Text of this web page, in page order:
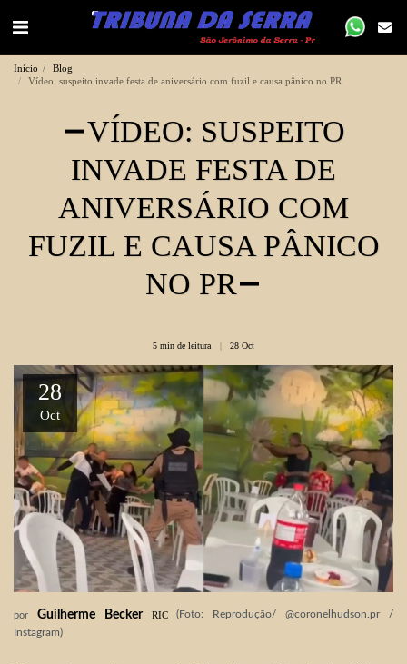
Início
Blog
Vídeo: suspeito invade festa de aniversário com fuzil e causa pânico no PR
VÍDEO: SUSPEITO
INVADE FESTA DE
ANIVERSÁRIO COM
FUZIL E CAUSA PÂNICO
NO PR
5 min de leitura 28Oct
28
Oct
por Guilherme BeckerRIC(Foto: Reprodução/ @coronelhudson.pr /
Instagram)